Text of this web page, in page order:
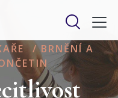
/ BRNĚNÍ A